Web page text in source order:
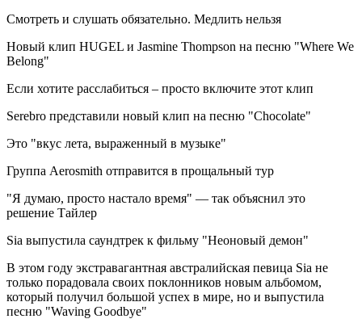
Смотреть и слушать обязательно. Медлить нельзя
Новый клип HUGEL и Jasmine Thompson на песню "Where We
Belong"
Если хотите расслабиться – просто включите этот клип
Serebro представили новый клип на песню "Chocolate"
Это "вкус лета, выраженный в музыке"
Группа Aerosmith отправится в прощальный тур
"Я думаю, просто настало время" — так объяснил это
решение Тайлер
Sia выпустила саундтрек к фильму "Неоновый демон"
В этом году экстравагантная австралийская певица Sia не
только порадовала своих поклонников новым альбомом,
который получил большой успех в мире, но и выпустила
песню "Waving Goodbye"